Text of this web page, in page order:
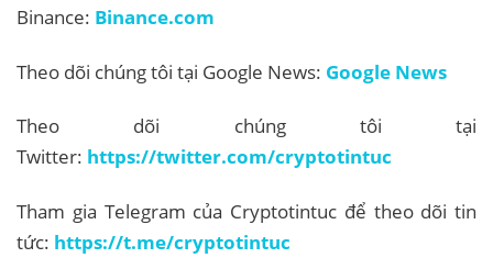
Binance: Binance.com
Theo dõi chúng tôi tại Google News: Google News
Theo dõi chúng tôi tại
Twitter: https://twitter.com/cryptotintuc
Tham gia Telegram của Cryptotintuc để theo dõi tin
tức: https://t.me/cryptotintuc